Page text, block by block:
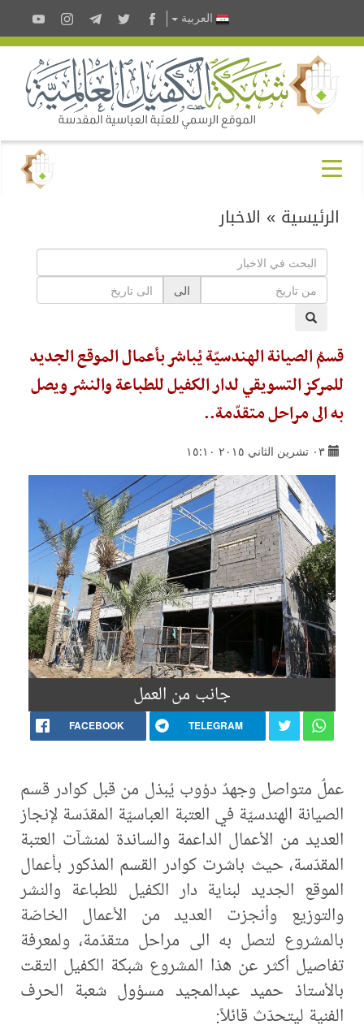
العربية
الرئيسية » الاخبار
الى
قسمُ الصيانة الهندسيّة يُباشر بأعمال الموقع الجديد
للمركز التسويقي لدار الكفيل للطباعة والنشر ويصل
به الى مراحل متقدّمة..
٠٣ تشرين الثاني ٢٠١٥ ١٥:١٠
جانب من العمل
FACEBOOK TELEGRAM
عملٌ متواصل وجهدٌ دؤوب يُبذل من قبل كوادر قسم
الصيانة الهندسيّة في العتبة العباسيّة المقدّسة لإنجاز
العديد من الأعمال الداعمة والساندة لمنشآت العتبة
المقدّسة، حيث باشرت كوادر القسم المذكور بأعمال
الموقع الجديد لبناية دار الكفيل للطباعة والنشر
والتوزيع وأنجزت العديد من الأعمال الخاصّة
بالمشروع لتصل به الى مراحل متقدّمة، ولمعرفة
تفاصيل أكثر عن هذا المشروع شبكة الكفيل التقت
بالأستاذ حميد عبدالمجيد مسؤول شعبة الحرف
الفنية ليتحدّث قائلاً: